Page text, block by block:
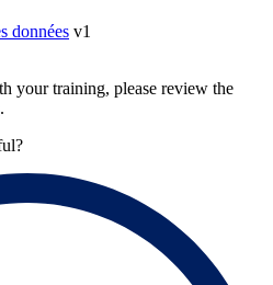
données v1
your training, please review the
.